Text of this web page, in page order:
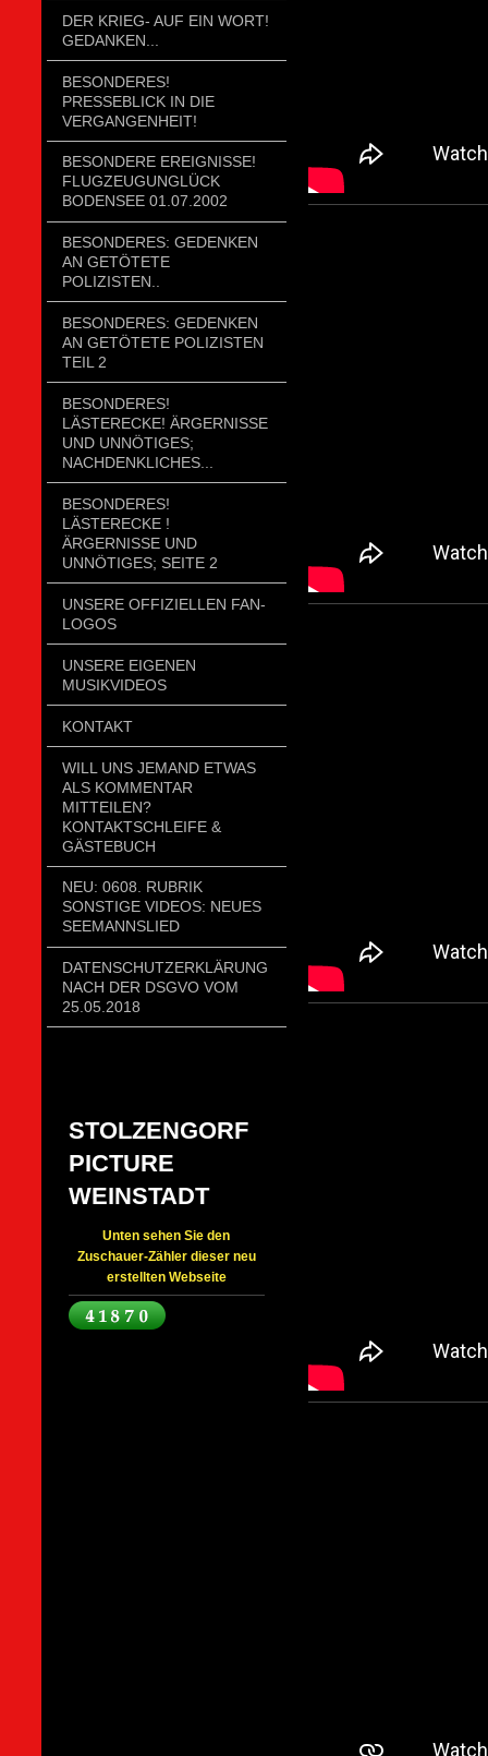
DER KRIEG- AUF EIN WORT!
GEDANKEN...
BESONDERES!
PRESSEBLICK IN DIE
VERGANGENHEIT!
BESONDERE EREIGNISSE!
FLUGZEUGUNGLÜCK
BODENSEE 01.07.2002
BESONDERES: GEDENKEN
AN GETÖTETE
POLIZISTEN..
BESONDERES: GEDENKEN
AN GETÖTETE POLIZISTEN
TEIL 2
BESONDERES!
LÄSTERECKE! ÄRGERNISSE
UND UNNÖTIGES;
NACHDENKLICHES...
BESONDERES!
LÄSTERECKE !
ÄRGERNISSE UND
UNNÖTIGES; SEITE 2
UNSERE OFFIZIELLEN FAN-
LOGOS
UNSERE EIGENEN
MUSIKVIDEOS
KONTAKT
WILL UNS JEMAND ETWAS
ALS KOMMENTAR
MITTEILEN?
KONTAKTSCHLEIFE &
GÄSTEBUCH
NEU: 0608. RUBRIK
SONSTIGE VIDEOS: NEUES
SEEMANNSLIED
DATENSCHUTZERKLÄRUNG
NACH DER DSGVO VOM
25.05.2018
STOLZENGORF
PICTURE
WEINSTADT
Unten sehen Sie den
Zuschauer-Zähler dieser neu
erstellten Webseite